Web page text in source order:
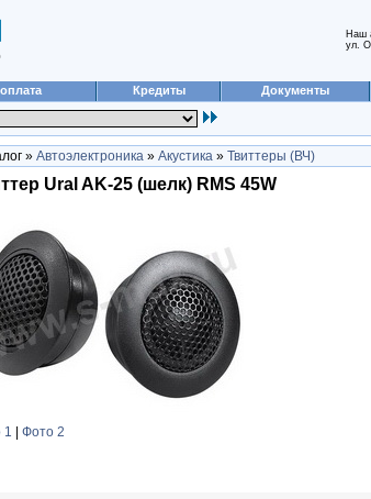
Наш
ул.
Кредиты Документы
» Автоэлектроника » Акустика » Твиттеры (ВЧ)
Ural AK-25 (шелк) RMS 45W
1 Фото 2